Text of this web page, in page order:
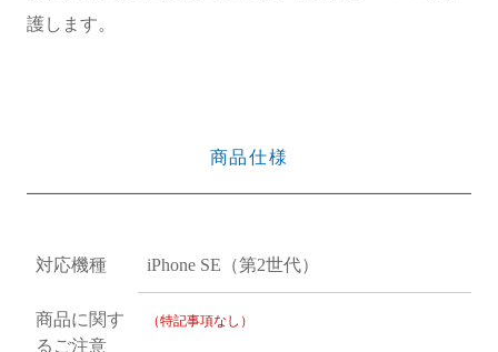
護します。
商品仕様
対応機種 iPhone SE（第2世代）
商品に関す
るご注意
（特記事項なし）